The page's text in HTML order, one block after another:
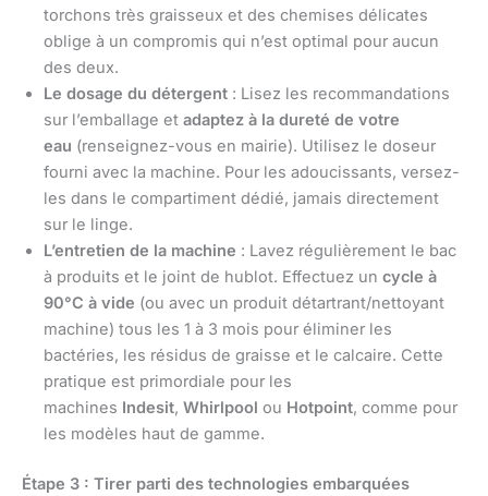
torchons très graisseux et des chemises délicates
oblige à un compromis qui n’est optimal pour aucun
des deux.
Le dosage du détergent : Lisez les recommandations
sur l’emballage et adaptez à la dureté de votre
eau (renseignez-vous en mairie). Utilisez le doseur
fourni avec la machine. Pour les adoucissants, versez-
les dans le compartiment dédié, jamais directement
sur le linge.
L’entretien de la machine : Lavez régulièrement le bac
à produits et le joint de hublot. Effectuez un cycle à
90°C à vide (ou avec un produit détartrant/nettoyant
machine) tous les 1 à 3 mois pour éliminer les
bactéries, les résidus de graisse et le calcaire. Cette
pratique est primordiale pour les
machines Indesit, Whirlpool ou Hotpoint, comme pour
les modèles haut de gamme.
Étape 3 : Tirer parti des technologies embarquées